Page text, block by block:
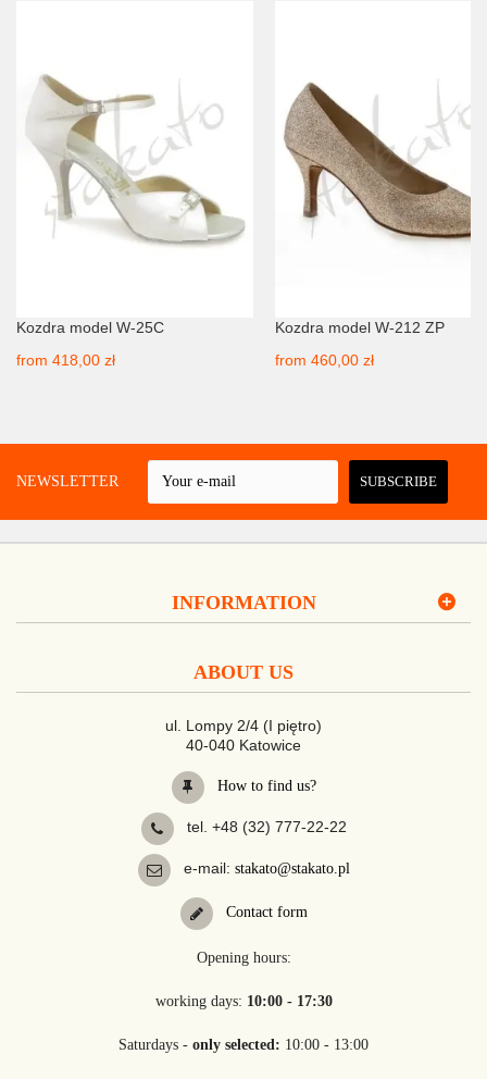
Kozdra model W-25C
from 418,00 zł
Kozdra model W-212 ZP
from 460,00 zł
A NEWSLETTER SUBSCRIBE
INFORMATION
ABOUT US
ul. Lompy 2/4 (I piętro)
40-040 Katowice
How to find us?
tel. +48 (32) 777-22-22
e-mail: stakato@stakato.pl
Contact form
Opening hours:
working days: 10:00 - 17:30
Saturdays - only selected: 10:00 - 13:00